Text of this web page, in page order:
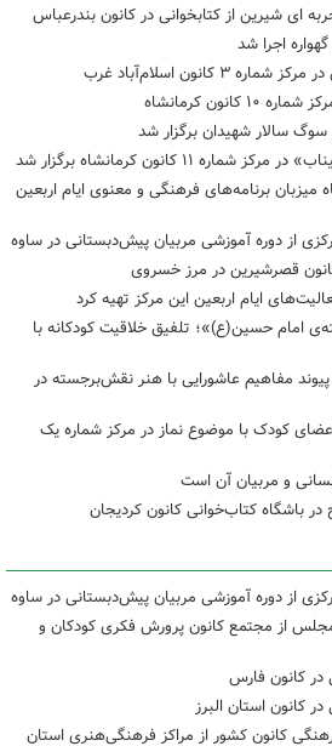
ای شیرین از کتابخوانی در کانون بندرعباس
اجرا شد
کانون اسلام‌آباد غرب
کرمانشاه
سوگ سالار شهیدان برگزار شد
۱۱ کانون کرمانشاه برگزار شد
کرمانشاه میزبان برنامه‌های فرهنگی و معنوی ایام اربعین
از دوره آموزشی مربیان پیش‌دبستانی در ساوه
قصرشیرین در مرز خسروی
ایام اربعین این مرکز تهیه کرد
امام حسین(ع)»؛ تلفیق خلاقیت کودکانه با
مفاهیم عاشورایی با هنر نقش‌برجسته در
کودک با موضوع نماز در مرکز شماره یک
و مربیان آن است
باشگاه کتاب‌خوانی کانون کردیجان
از دوره آموزشی مربیان پیش‌دبستانی در ساوه
مجلس از مجتمع کانون پرورش فکری کودکان و
در کانون فارس
کانون استان البرز
کانون کشور از مراکز فرهنگی‌هنری استان